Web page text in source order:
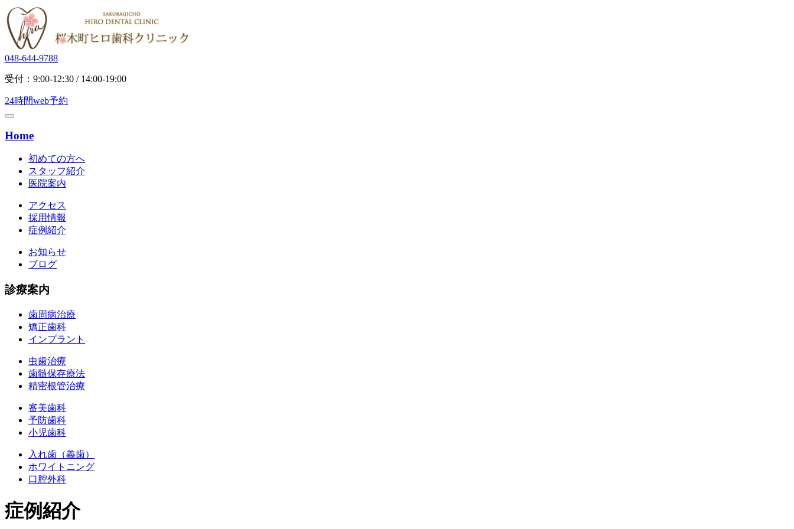
048-644-9788
受付：9:00-12:30 / 14:00-19:00
24時間web予約
Home
初めての方へ
スタッフ紹介
医院案内
アクセス
採用情報
症例紹介
お知らせ
ブログ
診療案内
歯周病治療
矯正歯科
インプラント
虫歯治療
歯髄保存療法
精密根管治療
審美歯科
予防歯科
小児歯科
入れ歯（義歯）
ホワイトニング
口腔外科
症例紹介